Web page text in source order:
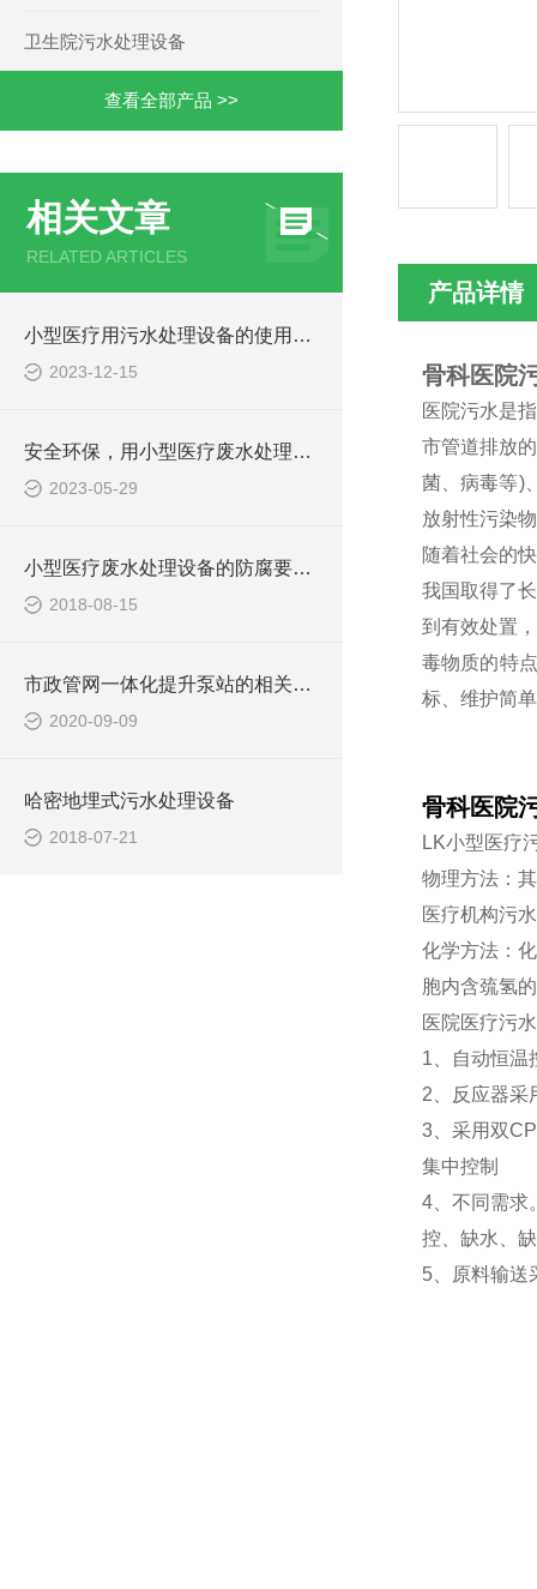
卫生院污水处理设备
查看全部产品 >>
相关文章
RELATED ARTICLES
小型医疗用污水处理设备的使用注意事项
2023-12-15
安全环保，用小型医疗废水处理设备
2023-05-29
小型医疗废水处理设备的防腐要求你做到了吗
2018-08-15
市政管网一体化提升泵站的相关知识介绍
2020-09-09
哈密地埋式污水处理设备
2018-07-21
产品详情
骨科医院
医院污水是
市管道排放
菌、病毒等)
放射性污染
随着社会的
我国取得了
到有效处置
毒物质的特
标、维护简
骨科医院
LK小型医疗
物理方法：
医疗机构污
化学方法：
胞内含巯氢
医院医疗污
1、自动恒温
2、反应器采
3、采用双
集中控制
4、不同需求
控、缺水、
5、原料输送